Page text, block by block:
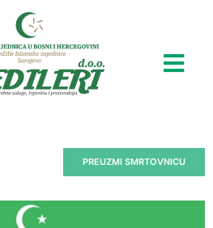
PREUZMI SMRTOVNICU